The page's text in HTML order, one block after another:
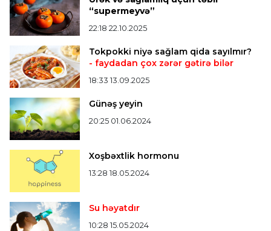
"Real" argentinalı futbolçusunu "Fiorentina"ya
icarəyə göndərdi
Bütün xəbərlər >>>
“supermeyvə”
22:18 22.10.2025
Tokpokki niyə sağlam qida sayılmır?
- faydadan çox zərər gətirə bilər
18:33 13.09.2025
Günəş yeyin
20:25 01.06.2024
Xoşbəxtlik hormonu
13:28 18.05.2024
Su həyatdır
10:28 15.05.2024